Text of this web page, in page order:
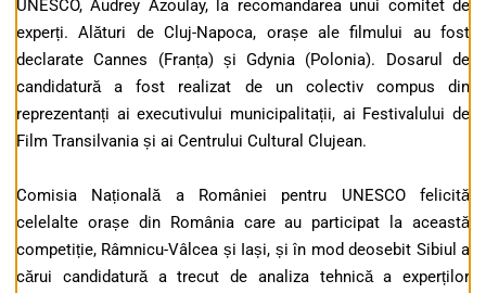
UNESCO, Audrey Azoulay, la recomandarea unui comitet de
experți. Alături de Cluj-Napoca, orașe ale filmului au fost
declarate Cannes (Franța) și Gdynia (Polonia). Dosarul de
candidatură a fost realizat de un colectiv compus din
reprezentanți ai executivului municipalitații, ai Festivalului de
Film Transilvania și ai Centrului Cultural Clujean.
Comisia Națională a României pentru UNESCO felicită
celelalte orașe din România care au participat la această
competiție, Râmnicu-Vâlcea și Iași, și în mod deosebit Sibiul a
cărui candidatură a trecut de analiza tehnică a experților